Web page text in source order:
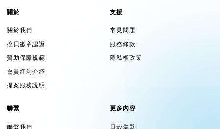
拓寬音域至含黑鍵半音的40音階，將你我的回憶主題曲通通裝
進來！
(備註：N20 Lite電池版將列為本次群募的解鎖目標，當我們的
挖貝與Kickstarter平台兩邊累積金額突破2000萬台幣後，才
會開放贊助這款全新N20機種。)
關於
關於我們
挖貝徽章認證
贊助保障規範
會員紅利介紹
提案服務說明
支援
常見問題
服務條款
隱私權政策
聯繫
聯繫我們
更多內容
貝殼集器